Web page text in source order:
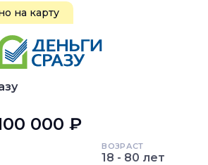
на карту
000 ₽
ВОЗРАСТ
18 - 80 лет